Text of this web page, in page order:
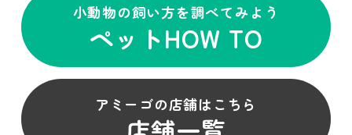
小動物の飼い方を調べてみよう
ペットHOW TO
アミーゴの店舗はこちら